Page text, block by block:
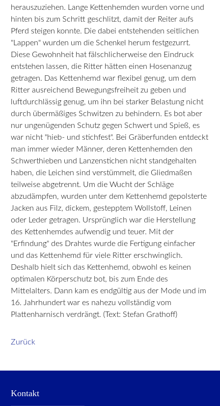
herauszuziehen. Lange Kettenhemden wurden vorne und
hinten bis zum Schritt geschlitzt, damit der Reiter aufs
Pferd steigen konnte. Die dabei entstehenden seitlichen
"Lappen" wurden um die Schenkel herum festgezurrt.
Diese Gewohnheit hat fälschlicherweise den Eindruck
entstehen lassen, die Ritter hätten einen Hosenanzug
getragen. Das Kettenhemd war flexibel genug, um dem
Ritter ausreichend Bewegungsfreiheit zu geben und
luftdurchlässig genug, um ihn bei starker Belastung nicht
durch übermäßiges Schwitzen zu behindern. Es bot aber
nur ungenügenden Schutz gegen Schwert und Spieß, es
war nicht "hieb- und stichfest". Bei Gräberfunden entdeckt
man immer wieder Männer, deren Kettenhemden den
Schwerthieben und Lanzenstichen nicht standgehalten
haben, die Leichen sind verstümmelt, die Gliedmaßen
teilweise abgetrennt. Um die Wucht der Schläge
abzudämpfen, wurden unter dem Kettenhemd gepolsterte
Jacken aus Filz, dickem, gestepptem Wollstoff, Leinen
oder Leder getragen. Ursprünglich war die Herstellung
des Kettenhemdes aufwendig und teuer. Mit der
"Erfindung" des Drahtes wurde die Fertigung einfacher
und das Kettenhemd für viele Ritter erschwinglich.
Deshalb hielt sich das Kettenhemd, obwohl es keinen
optimalen Körperschutz bot, bis zum Ende des
Mittelalters. Dann kam es endgültig aus der Mode und im
16. Jahrhundert war es nahezu vollständig vom
Plattenharnisch verdrängt. (Text: Stefan Grathoff)
Zurück
Kontakt